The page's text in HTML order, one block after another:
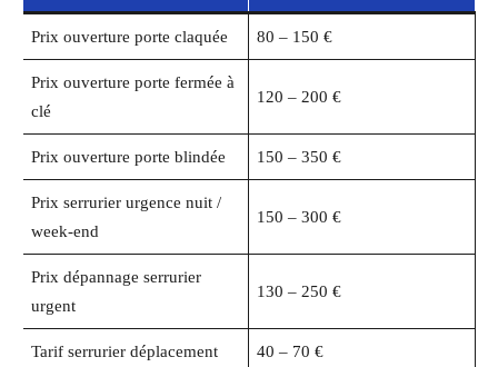
Prix ouverture porte claquée 80 – 150 €
Prix ouverture porte fermée à
clé
120 – 200 €
Prix ouverture porte blindée 150 – 350 €
Prix serrurier urgence nuit /
week-end
150 – 300 €
Prix dépannage serrurier
urgent
130 – 250 €
Tarif serrurier déplacement 40 – 70 €